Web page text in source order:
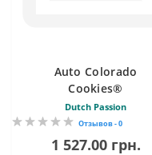
Auto Colorado
Cookies®
Dutch Passion
Отзывов - 0
1 527.00 грн.